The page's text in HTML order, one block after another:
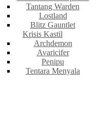
Tantang Warden
Lostland
Blitz Gauntlet
Krisis Kastil
Archdemon
Avaricifer
Penipu
Tentara Menyala